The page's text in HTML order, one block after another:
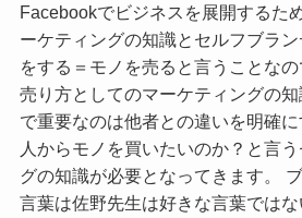
Facebookでビジネスを展開するた
ーケティングの知識とセルフブラ
をする＝モノを売ると言うことな
売り方としてのマーケティングの
で重要なのは他者との違いを明確
人からモノを買いたいのか？と言
グの知識が必要となってきます。
言葉は佐野先生は好きな言葉では